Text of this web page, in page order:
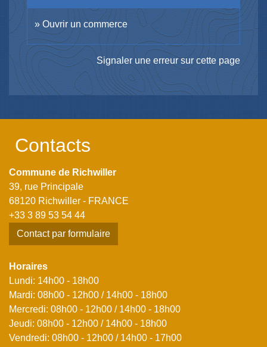
Ouvrir un commerce
Signaler une erreur sur cette page
Contacts
Commune de Richwiller
39, rue Principale
68120 Richwiller - FRANCE
+33 3 89 53 54 44
Contact par formulaire
Horaires
Lundi: 14h00 - 18h00
Mardi: 08h00 - 12h00 / 14h00 - 18h00
Mercredi: 08h00 - 12h00 / 14h00 - 18h00
Jeudi: 08h00 - 12h00 / 14h00 - 18h00
Vendredi: 08h00 - 12h00 / 14h00 - 17h00